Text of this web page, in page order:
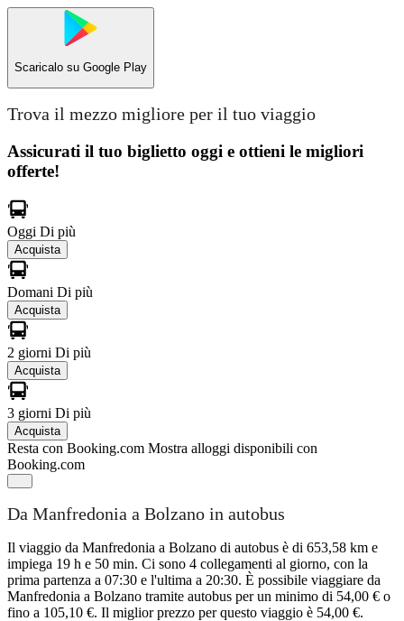
Scaricalo su Google Play
Trova il mezzo migliore per il tuo viaggio
Assicurati il ​​tuo biglietto oggi e ottieni le migliori
offerte!
Oggi Di più
Acquista
Domani Di più
Acquista
2 giorni Di più
Acquista
3 giorni Di più
Acquista
Resta con Booking.com Mostra alloggi disponibili con
Booking.com
Da Manfredonia a Bolzano in autobus
Il viaggio da Manfredonia a Bolzano di autobus è di 653,58 km e
impiega 19 h e 50 min. Ci sono 4 collegamenti al giorno, con la
prima partenza a 07:30 e l'ultima a 20:30. È possibile viaggiare da
Manfredonia a Bolzano tramite autobus per un minimo di 54,00 € o
fino a 105,10 €. Il miglior prezzo per questo viaggio è 54,00 €.